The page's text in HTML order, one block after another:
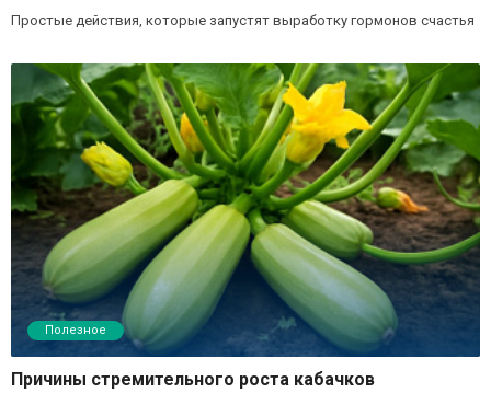
Простые действия, которые запустят выработку гормонов счастья
Полезное
Причины стремительного роста кабачков